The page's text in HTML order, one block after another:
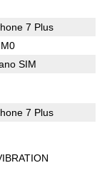
7 Plus
SIM
7 Plus